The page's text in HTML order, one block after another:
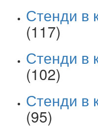
Стенди в
(117)
Стенди в
(102)
Стенди в
(95)